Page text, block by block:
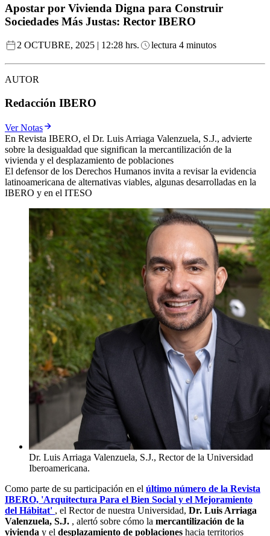
Apostar por Vivienda Digna para Construir
Sociedades Más Justas: Rector IBERO
2 OCTUBRE, 2025 | 12:28 hrs. lectura 4 minutos
AUTOR
Redacción IBERO
Ver Notas
En Revista IBERO, el Dr. Luis Arriaga Valenzuela, S.J., advierte
sobre la desigualdad que significan la mercantilización de la
vivienda y el desplazamiento de poblaciones
El defensor de los Derechos Humanos invita a revisar la evidencia
latinoamericana de alternativas viables, algunas desarrolladas en la
IBERO y en el ITESO
Dr. Luis Arriaga Valenzuela, S.J., Rector de la Universidad
Iberoamericana.
Como parte de su participación en el último número de la Revista
IBERO, 'Arquitectura Para el Bien Social y el Mejoramiento
del Hábitat' , el Rector de nuestra Universidad, Dr. Luis Arriaga
Valenzuela, S.J. , alertó sobre cómo la mercantilización de la
vivienda y el desplazamiento de poblaciones hacia territorios